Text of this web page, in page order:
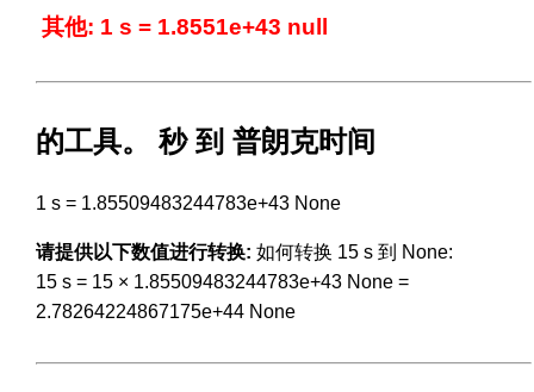
其他: 1 s = 1.8551e+43 null
的工具。 秒 到 普朗克时间
1 s = 1.85509483244783e+43 None
请提供以下数值进行转换: 如何转换 15 s 到 None:
15 s = 15 × 1.85509483244783e+43 None =
2.78264224867175e+44 None